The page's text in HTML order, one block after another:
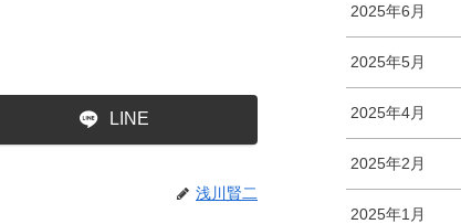
LINE
浅川賢二
2025年6月
2025年5月
2025年4月
2025年2月
2025年1月